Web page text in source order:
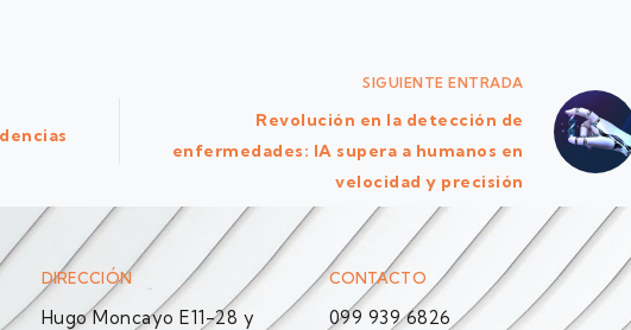
SIGUIENTEENTRADA
Revolución en la detección de
enfermedades: IA supera a humanos en
velocidad y precisión
DIRECCIÓN
Hugo Moncayo E11-28 y
CONTACTO
099 939 6826